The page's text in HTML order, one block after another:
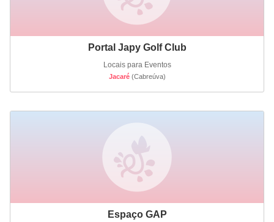
Portal Japy Golf Club
Locais para Eventos
Jacaré(Cabreúva)
Espaço GAP